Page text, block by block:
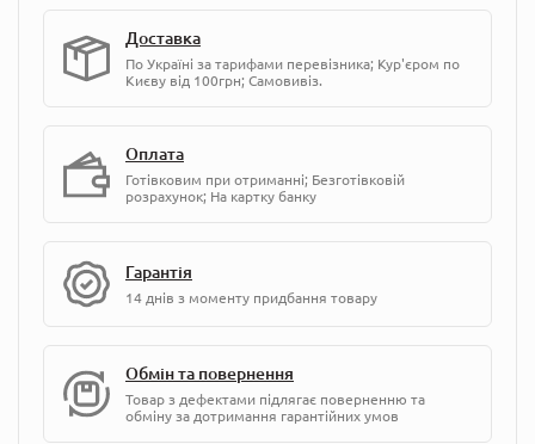
Доставка
По Україні за тарифами перевізника; Кур'єром по
Києву від 100грн; Самовивіз.
Оплата
Готівковим при отриманні; Безготівковій
розрахунок; На картку банку
Гарантія
14 днів з моменту придбання товару
Обмін та повернення
Товар з дефектами підлягає поверненню та
обміну за дотримання гарантійних умов